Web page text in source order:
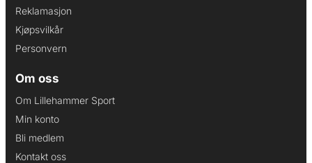
Reklamasjon
Kjøpsvilkår
Personvern
Om oss
Om Lillehammer Sport
Min konto
Bli medlem
Kontakt oss